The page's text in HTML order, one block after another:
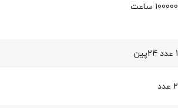
100000 ساعت
1 عدد 24پین
2 عدد